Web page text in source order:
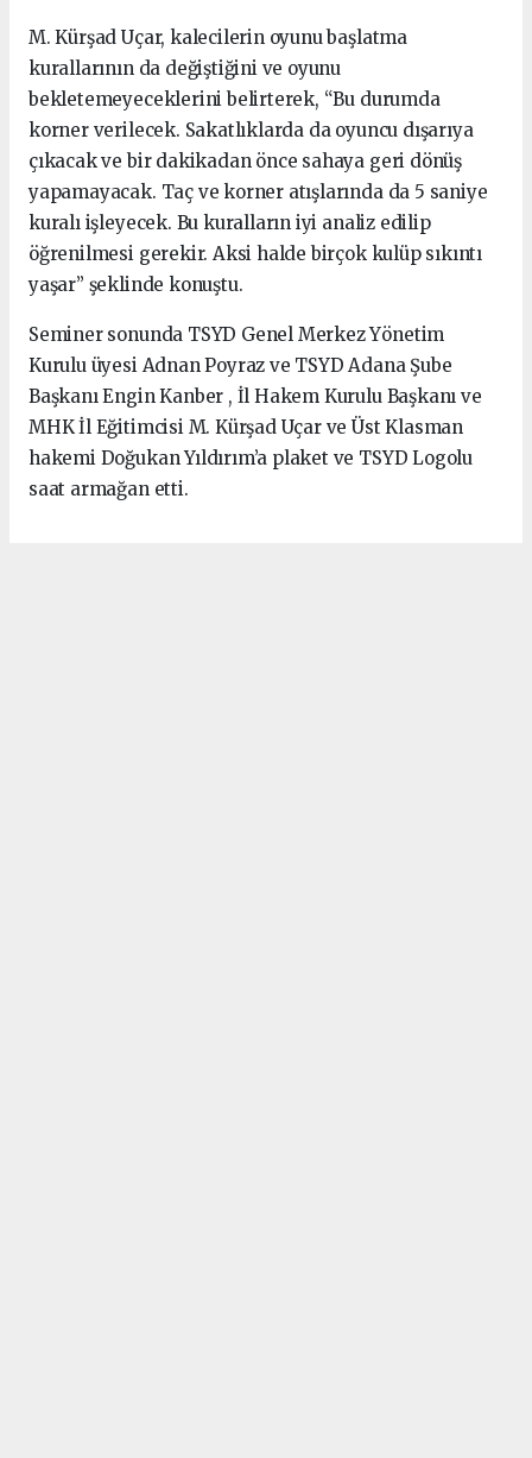
M. Kürşad Uçar, kalecilerin oyunu başlatma
kurallarının da değiştiğini ve oyunu
bekletemeyeceklerini belirterek, “Bu durumda
korner verilecek. Sakatlıklarda da oyuncu dışarıya
çıkacak ve bir dakikadan önce sahaya geri dönüş
yapamayacak. Taç ve korner atışlarında da 5 saniye
kuralı işleyecek. Bu kuralların iyi analiz edilip
öğrenilmesi gerekir. Aksi halde birçok kulüp sıkıntı
yaşar” şeklinde konuştu.
Seminer sonunda TSYD Genel Merkez Yönetim
Kurulu üyesi Adnan Poyraz ve TSYD Adana Şube
Başkanı Engin Kanber , İl Hakem Kurulu Başkanı ve
MHK İl Eğitimcisi M. Kürşad Uçar ve Üst Klasman
hakemi Doğukan Yıldırım’a plaket ve TSYD Logolu
saat armağan etti.